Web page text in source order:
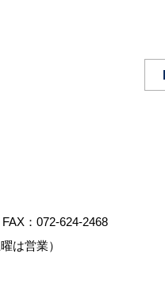
FAX：072-624-2468
は営業）